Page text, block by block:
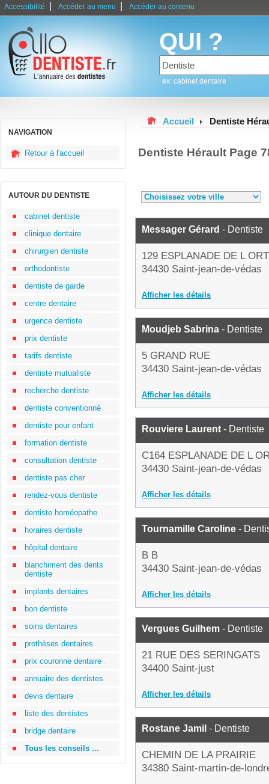
Accessibilité Accéder au menu Accéder au contenu
QUI ?
ex: cabinet dentaire
NAVIGATION
Retour à l'accueil
AUTOUR DU DENTISTE
cabinet dentiste
clinique dentaire
chirurgien dentiste
orthodontiste
dentiste de garde
centre dentaire
urgence dentiste
prix dentiste
tarifs dentiste
dentiste mutualiste
recherche dentiste
dentiste conventionné
dentiste pour enfant
formation dentiste
consultation dentiste
dentiste pas cher
rendez-vous dentiste
dentiste homéopathe
horaires dentiste
hôpital dentaire
blanchiment des dents
dentiste
implants dentaires
bon dentiste
soins dentaires
prothèses dentaires
prix couronne dentaire
annuaire des dentistes
devis dentaire
liste des dentistes
bridge dentaire
Tous les conseils ...
Accueil Dentiste
Dentiste Hérault Page
Messager Gérard - Dentiste
129 ESPLANADE DE L
34430 Saint-jean-de-védas
Afficher les détails
Moudjeb Sabrina - Dentiste
5 GRAND RUE
34430 Saint-jean-de-védas
Afficher les détails
Rouviere Laurent - Dentiste
C164 ESPLANADE DE L
34430 Saint-jean-de-védas
Afficher les détails
Tournamille Caroline -
B B
34430 Saint-jean-de-védas
Afficher les détails
Vergues Guilhem - Dentiste
21 RUE DES SERINGATS
34400 Saint-just
Afficher les détails
Rostane Jamil - Dentiste
CHEMIN DE LA PRAIRIE
34380 Saint-martin-de-